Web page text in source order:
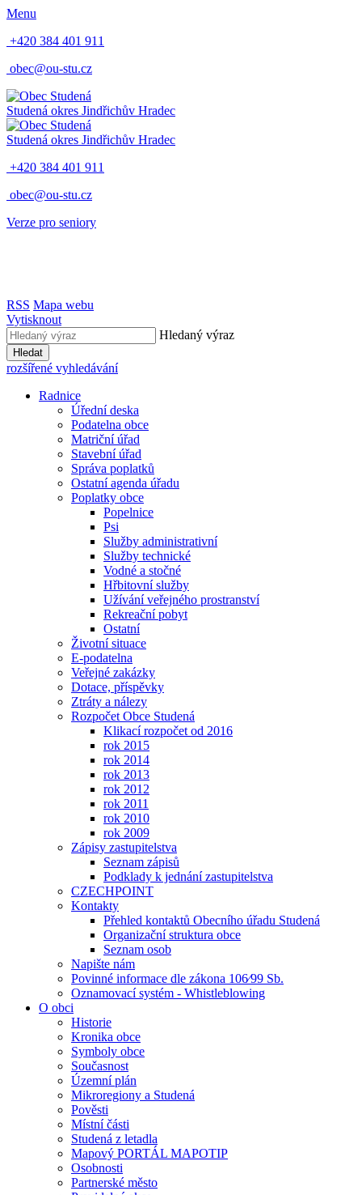
Menu
+420 384 401 911
obec@ou-stu.cz
Studená okres Jindřichův Hradec
Studená okres Jindřichův Hradec
+420 384 401 911
obec@ou-stu.cz
Verze pro seniory
RSS Mapa webu
Vytisknout
Hledaný výraz
Hledat
rozšířené vyhledávání
Radnice
Úřední deska
Podatelna obce
Matriční úřad
Stavební úřad
Správa poplatků
Ostatní agenda úřadu
Poplatky obce
Popelnice
Psi
Služby administrativní
Služby technické
Vodné a stočné
Hřbitovní služby
Užívání veřejného prostranství
Rekreační pobyt
Ostatní
Životní situace
E-podatelna
Veřejné zakázky
Dotace, příspěvky
Ztráty a nálezy
Rozpočet Obce Studená
Klikací rozpočet od 2016
rok 2015
rok 2014
rok 2013
rok 2012
rok 2011
rok 2010
rok 2009
Zápisy zastupitelstva
Seznam zápisů
Podklady k jednání zastupitelstva
CZECHPOINT
Kontakty
Přehled kontaktů Obecního úřadu Studená
Organizační struktura obce
Seznam osob
Napište nám
Povinné informace dle zákona 106⁄99 Sb.
Oznamovací systém - Whistleblowing
O obci
Historie
Kronika obce
Symboly obce
Současnost
Územní plán
Mikroregiony a Studená
Pověsti
Místní části
Studená z letadla
Mapový PORTÁL MAPOTIP
Osobnosti
Partnerské město